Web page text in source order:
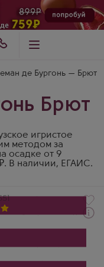
де Бургонь — Брют
Брют
игристое
методом за
осадке от 9
В наличии, ЕГАИС.
Декомб Креман